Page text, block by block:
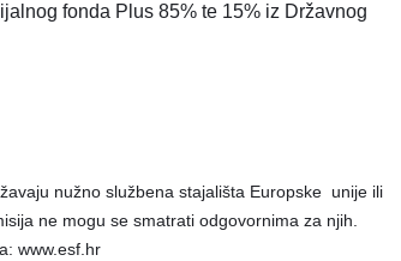
fonda Plus 85% te 15% iz Državnog
nužno službena stajališta Europske unije ili
ne mogu se smatrati odgovornima za njih.
www.esf.hr